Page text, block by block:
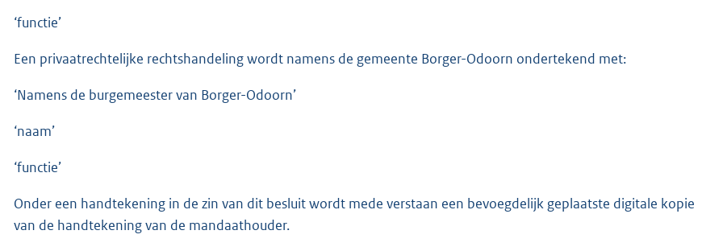
‘functie’
Een privaatrechtelijke rechtshandeling wordt namens de gemeente Borger-Odoorn ondertekend met:
‘Namens de burgemeester van Borger-Odoorn’
‘naam’
‘functie’
Onder een handtekening in de zin van dit besluit wordt mede verstaan een bevoegdelijk geplaatste digitale kopie
van de handtekening van de mandaathouder.